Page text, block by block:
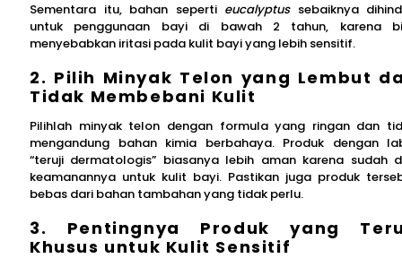
Sementara itu, bahan seperti eucalyptus sebaiknya
untuk penggunaan bayi di bawah 2 tahun, karena
menyebabkan iritasi pada kulit bayi yang lebih sensitif.
2. Pilih Minyak Telon yang Lembut
Tidak Membebani Kulit
Pilihlah minyak telon dengan formula yang ringan dan
mengandung bahan kimia berbahaya. Produk dengan
“teruji dermatologis” biasanya lebih aman karena sudah
keamanannya untuk kulit bayi. Pastikan juga produk
bebas dari bahan tambahan yang tidak perlu.
3. Pentingnya Produk yang
Khusus untuk Kulit Sensitif